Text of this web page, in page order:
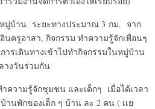
หมู่บ้าน ระยะทางประมาณ 3 กม. จาก
ครูอาสา, กิจกรรม ทำความรู้จักเพื่อนๆ
ารเดินทางเข้าไปทำกิจกรรมในหมู่บ้าน
งวันร่วมกัน
ความรู้จักชุมชน และเด็กๆ เมื่อได้เวลา
านพักของเด็ก ๆ บ้าน ละ 2 คน ( เเย